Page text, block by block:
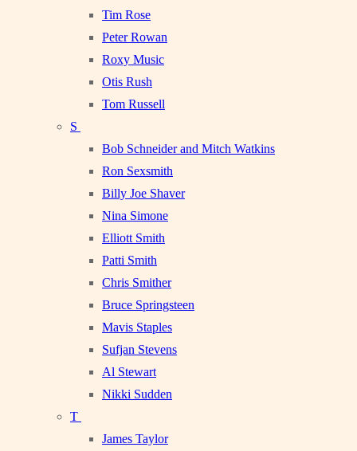
Tim Rose
Peter Rowan
Roxy Music
Otis Rush
Tom Russell
S
Bob Schneider and Mitch Watkins
Ron Sexsmith
Billy Joe Shaver
Nina Simone
Elliott Smith
Patti Smith
Chris Smither
Bruce Springsteen
Mavis Staples
Sufjan Stevens
Al Stewart
Nikki Sudden
T
James Taylor